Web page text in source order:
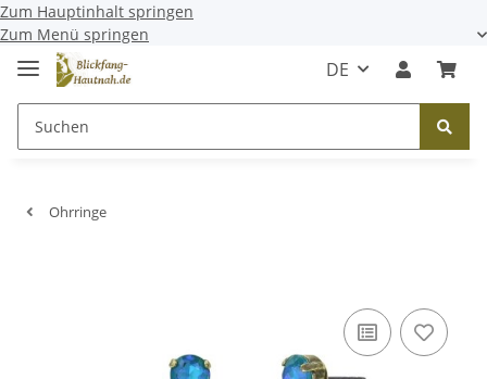
Zum Hauptinhalt springen
Zum Menü springen
DE
Ohrringe